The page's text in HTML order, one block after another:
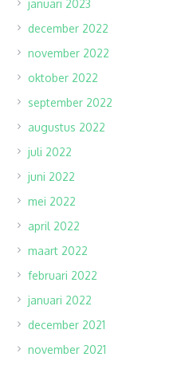
januari 2023
december 2022
november 2022
oktober 2022
september 2022
augustus 2022
juli 2022
juni 2022
mei 2022
april 2022
maart 2022
februari 2022
januari 2022
december 2021
november 2021